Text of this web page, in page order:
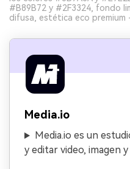
#B89B72 y #2F3324, fondo
difusa, estética eco premium
Media.io
Media.io es un
y editar video, imagen